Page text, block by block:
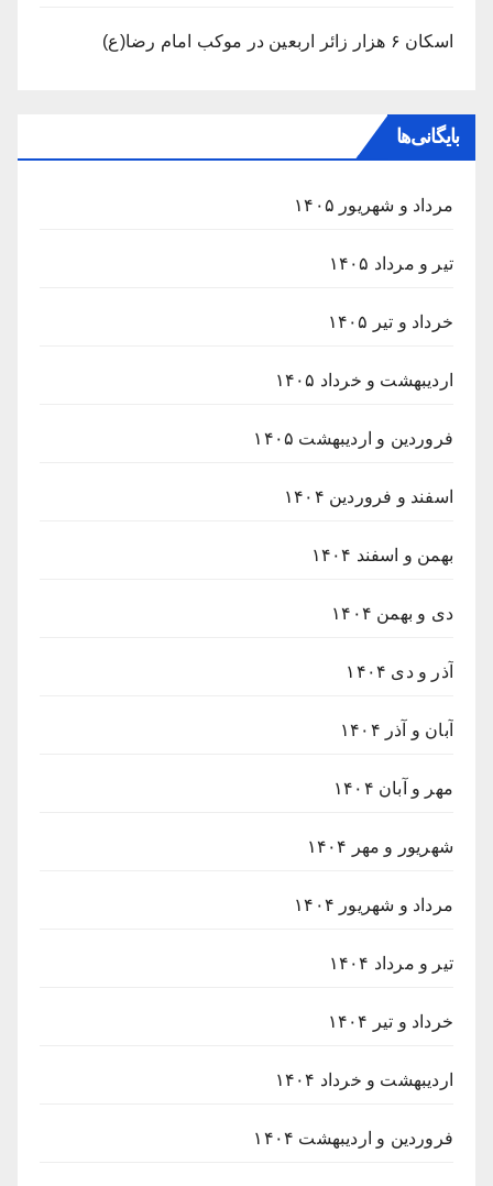
اسکان ۶ هزار زائر اربعین در موکب امام رضا(ع)
بایگانی‌ها
مرداد و شهریور ۱۴۰۵
تیر و مرداد ۱۴۰۵
خرداد و تیر ۱۴۰۵
اردیبهشت و خرداد ۱۴۰۵
فروردین و اردیبهشت ۱۴۰۵
اسفند و فروردین ۱۴۰۴
بهمن و اسفند ۱۴۰۴
دی و بهمن ۱۴۰۴
آذر و دی ۱۴۰۴
آبان و آذر ۱۴۰۴
مهر و آبان ۱۴۰۴
شهریور و مهر ۱۴۰۴
مرداد و شهریور ۱۴۰۴
تیر و مرداد ۱۴۰۴
خرداد و تیر ۱۴۰۴
اردیبهشت و خرداد ۱۴۰۴
فروردین و اردیبهشت ۱۴۰۴